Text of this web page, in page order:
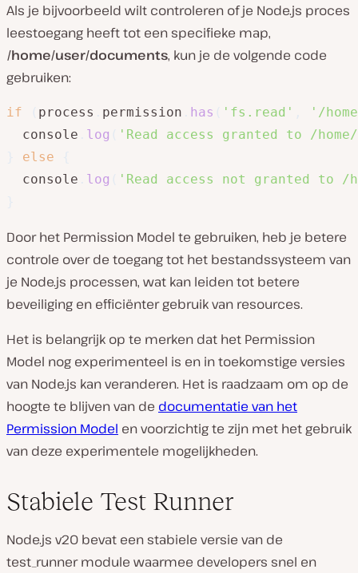
Als je bijvoorbeeld wilt controleren of je Node.js proces
leestoegang heeft tot een specifieke map,
/home/user/documents, kun je de volgende code
gebruiken:
if process permission has 'fs.read'
'/
  console
log
'Read access granted to /
else
  console
log
'Read access not granted to /
Door het Permission Model te gebruiken, heb je betere
controle over de toegang tot het bestandssysteem van
je Node.js processen, wat kan leiden tot betere
beveiliging en efficiënter gebruik van resources.
Het is belangrijk op te merken dat het Permission
Model nog experimenteel is en in toekomstige versies
van Node.js kan veranderen. Het is raadzaam om op de
hoogte te blijven van de documentatie van het
Permission Model en voorzichtig te zijn met het gebruik
van deze experimentele mogelijkheden.
Stabiele Test Runner
Node.js v20 bevat een stabiele versie van de
test_runner module waarmee developers snel en